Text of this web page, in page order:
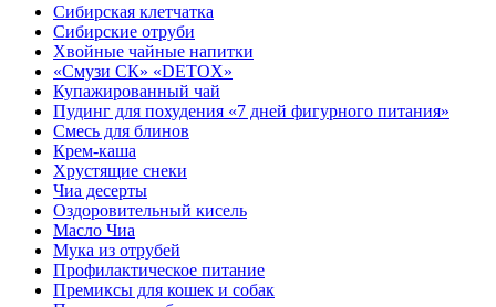
Сибирская клетчатка
Сибирские отруби
Хвойные чайные напитки
«Смузи СК» «DETOX»
Купажированный чай
Пудинг для похудения «7 дней фигурного питания»
Смесь для блинов
Крем-каша
Хрустящие снеки
Чиа десерты
Оздоровительный кисель
Масло Чиа
Мука из отрубей
Профилактическое питание
Премиксы для кошек и собак